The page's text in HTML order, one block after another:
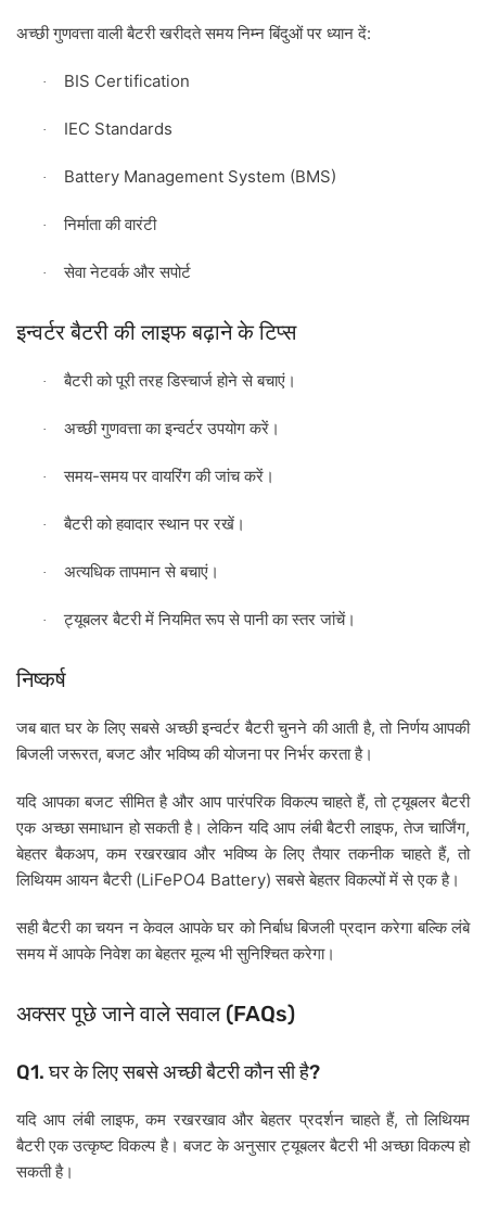
अच्छी गुणवत्ता वाली बैटरी खरीदते समय निम्न बिंदुओं पर ध्यान दें:
· BIS Certification
· IEC Standards
· Battery Management System (BMS)
· निर्माता की वारंटी
· सेवा नेटवर्क और सपोर्ट
इन्वर्टर बैटरी की लाइफ बढ़ाने के टिप्स
· बैटरी को पूरी तरह डिस्चार्ज होने से बचाएं।
· अच्छी गुणवत्ता का इन्वर्टर उपयोग करें।
· समय-समय पर वायरिंग की जांच करें।
· बैटरी को हवादार स्थान पर रखें।
· अत्यधिक तापमान से बचाएं।
· ट्यूबलर बैटरी में नियमित रूप से पानी का स्तर जांचें।
निष्कर्ष
जब बात घर के लिए सबसे अच्छी इन्वर्टर बैटरी चुनने की आती है,तो निर्णय आपकी
बिजली जरूरत,बजट और भविष्य की योजना पर निर्भर करता है।
यदि आपका बजट सीमित है और आप पारंपरिक विकल्प चाहते हैं,तो ट्यूबलर बैटरी
एक अच्छा समाधान हो सकती है। लेकिन यदि आप लंबी बैटरी लाइफ,तेज चार्जिंग,
बेहतर बैकअप,कम रखरखाव और भविष्य के लिए तैयार तकनीक चाहते हैं,तो
लिथियम आयन बैटरी(LiFePO4 Battery) सबसे बेहतर विकल्पों में से एक है।
सही बैटरी का चयन न केवल आपके घर को निर्बाध बिजली प्रदान करेगा बल्कि लंबे
समय में आपके निवेश का बेहतर मूल्य भी सुनिश्चित करेगा।
अक्सर पूछे जाने वाले सवाल(FAQs)
Q1.घर के लिए सबसे अच्छी बैटरी कौन सी है?
यदि आप लंबी लाइफ,कम रखरखाव और बेहतर प्रदर्शन चाहते हैं,तो लिथियम
बैटरी एक उत्कृष्ट विकल्प है। बजट के अनुसार ट्यूबलर बैटरी भी अच्छा विकल्प हो
सकती है।